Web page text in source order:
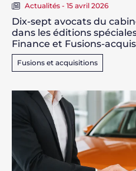
Actualités - 15 avril 2026
Dix-sept avocats du
dans les éditions
Finance et Fusions-
Fusions et acquisitions